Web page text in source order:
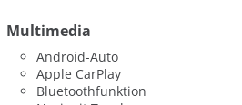
Multimedia
Android-Auto
Apple CarPlay
Bluetoothfunktion